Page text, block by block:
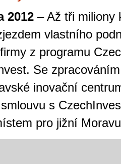
2012 – Až tři miliony
vlastního
z programu
Se
inovační
s
pro jižní
Brno je
zajímavé
restaurace,
místem, kde si
hry. V
širokou nabídku her
jak pro pravidelné
V...